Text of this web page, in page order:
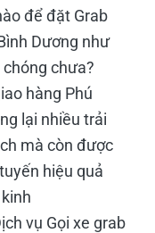
để đặt Grab
Dương như
chưa?
hàng Phú
lại nhiều trải
mà còn được
hiệu quả
vụ Gọi xe grab